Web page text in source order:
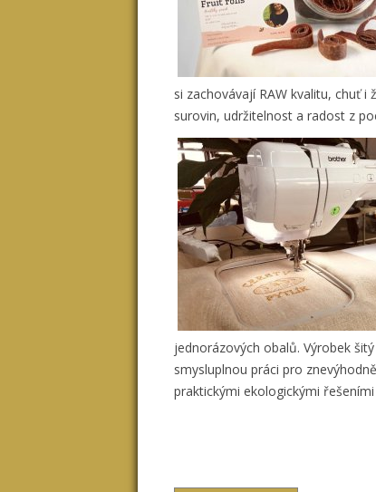
si zachovávají RAW kvalitu, chuť i
surovin, udržitelnost a radost z
jednorázových obalů. Výrobek
smysluplnou práci pro
praktickými ekologickými